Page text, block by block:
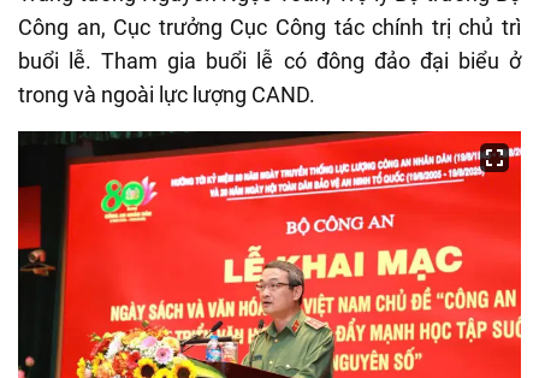
Công an, Cục trưởng Cục Công tác chính trị chủ trì
buổi lễ. Tham gia buổi lễ có đông đảo đại biểu ở
trong và ngoài lực lượng CAND.